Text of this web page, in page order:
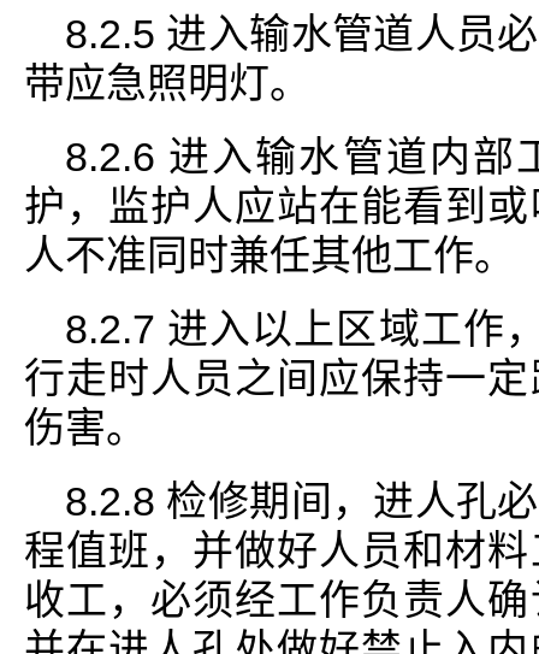
8.2.5 进入输水管道人员
带应急照明灯。
8.2.6 进入输水管道内部
护，监护人应站在能看到
人不准同时兼任其他工作。
8.2.7 进入以上区域工作
行走时人员之间应保持一
伤害。
8.2.8 检修期间，进人孔
程值班，并做好人员和材
收工，必须经工作负责人